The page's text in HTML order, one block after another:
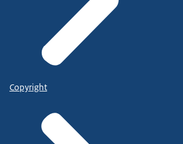
Copyright